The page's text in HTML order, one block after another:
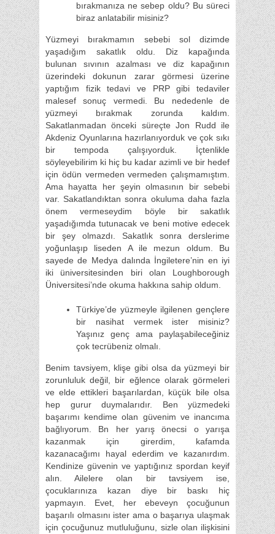
bırakmanıza ne sebep oldu? Bu süreci
biraz anlatabilir misiniz?
Yüzmeyi bırakmamın sebebi sol dizimde
yaşadığım sakatlık oldu. Diz kapağında
bulunan sıvının azalması ve diz kapağının
üzerindeki dokunun zarar görmesi üzerine
yaptığım fizik tedavi ve PRP gibi tedaviler
malesef sonuç vermedi. Bu nededenle de
yüzmeyi bırakmak zorunda kaldım.
Sakatlanmadan önceki süreçte Jon Rudd ile
Akdeniz Oyunlarına hazırlanıyorduk ve çok sıkı
bir tempoda çalışıyorduk. İçtenlikle
söyleyebilirim ki hiç bu kadar azimli ve bir hedef
için ödün vermeden vermeden çalışmamıştım.
Ama hayatta her şeyin olmasının bir sebebi
var. Sakatlandıktan sonra okuluma daha fazla
önem vermeseydim böyle bir sakatlık
yaşadığımda tutunacak ve beni motive edecek
bir şey olmazdı. Sakatlık sonra derslerime
yoğunlaşıp liseden A ile mezun oldum. Bu
sayede de Medya dalında İngiletere’nin en iyi
iki üniversitesinden biri olan Loughborough
Üniversitesi’nde okuma hakkına sahip oldum.
Türkiye’de yüzmeyle ilgilenen gençlere
bir nasihat vermek ister misiniz?
Yaşınız genç ama paylaşabileceğiniz
çok tecrübeniz olmalı.
Benim tavsiyem, klişe gibi olsa da yüzmeyi bir
zorunluluk değil, bir eğlence olarak görmeleri
ve elde ettikleri başarılardan, küçük bile olsa
hep gurur duymalarıdır. Ben yüzmedeki
başarımı kendime olan güvenim ve inancıma
bağlıyorum. Bn her yarış önecsi o yarışa
kazanmak için girerdim, kafamda
kazanacağımı hayal ederdim ve kazanırdım.
Kendinize güvenin ve yaptığınız spordan keyif
alın. Ailelere olan bir tavsiyem ise,
çocuklarınıza kazan diye bir baskı hiç
yapmayın. Evet, her ebeveyn çocuğunun
başarılı olmasını ister ama o başarıya ulaşmak
için çocuğunuz mutluluğunu, sizle olan ilişkisini